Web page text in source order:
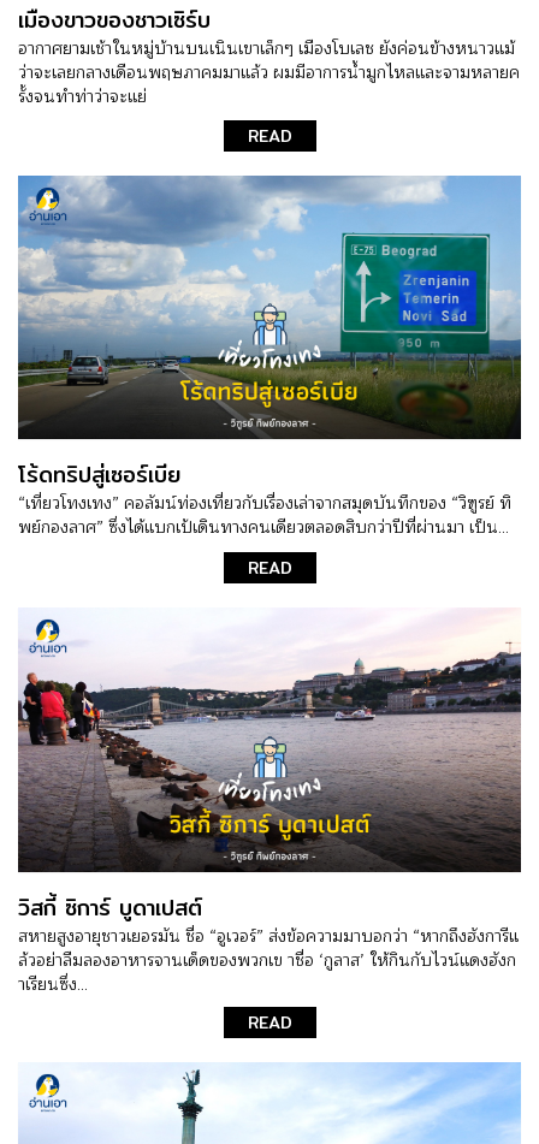
เมืองขาวของชาวเซิร์บ
อากาศยามเช้าในหมู่บ้านบนเนินเขาเล็กๆ เมืองโบเลช ยังค่อนข้างหนาวแม้
ว่าจะเลยกลางเดือนพฤษภาคมมาแล้ว ผมมีอาการน้ำมูกไหลและจามหลายค
รั้งจนทำท่าว่าจะแย่
READ
โร้ดทริปสู่เซอร์เบีย
“เที่ยวโทงเทง” คอลัมน์ท่องเที่ยวกับเรื่องเล่าจากสมุดบันทึกของ “วิฑูรย์ ทิ
พย์กองลาศ” ซึ่งได้แบกเป้เดินทางคนเดียวตลอดสิบกว่าปีที่ผ่านมา เป็น...
READ
วิสกี้ ซิการ์ บูดาเปสต์
สหายสูงอายุชาวเยอรมัน ชื่อ “อูเวอร์” ส่งข้อความมาบอกว่า “หากถึงฮังการีแ
ล้วอย่าลืมลองอาหารจานเด็ดของพวกเข าชื่อ ‘กูลาส’ ให้กินกับไวน์แดงฮังก
าเรียนซึ่ง...
READ